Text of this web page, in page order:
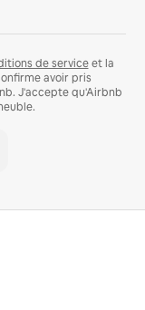
de serviceet la
avoir pris
J'accepte qu'Airbnb